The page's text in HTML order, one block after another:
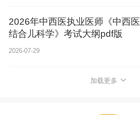
2026年中西医执业医师《中西医
结合儿科学》考试大纲pdf版
2026-07-29
加载更多